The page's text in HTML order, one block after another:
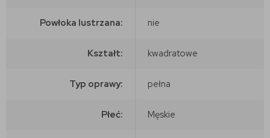
Powłoka lustrzana: nie
Kształt: kwadratowe
Typ oprawy: pełna
Płeć: Męskie